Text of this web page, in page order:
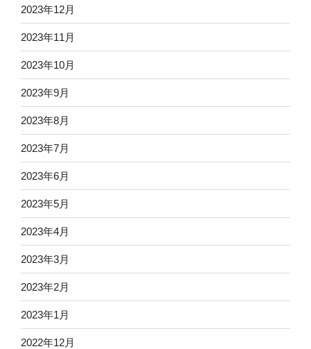
2023年12月
2023年11月
2023年10月
2023年9月
2023年8月
2023年7月
2023年6月
2023年5月
2023年4月
2023年3月
2023年2月
2023年1月
2022年12月